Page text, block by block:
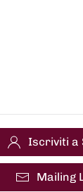
Iscriviti a
Mailing